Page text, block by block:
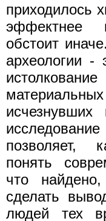
приходилось
эффектнее
обстоит
археологии -
исчезнувших
позволяет,
понять
что
сделать
людей тех